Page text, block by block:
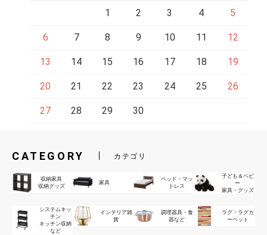
1 2 3 4 5
6 7 8 9 10 11 12
13 14 15 16 17 18 19
20 21 22 23 24 25 26
27 28 29 30
CATEGORY カテゴリ
収納家具
収納グッズ
家具
ベッド・マッ
トレス
子ども＆ベビ
ー
家具・グッズ
システムキッ
チン
キッチン収納
など
インテリア雑
貨
調理器具・食
器など
ラグ・ラグカ
ーペット